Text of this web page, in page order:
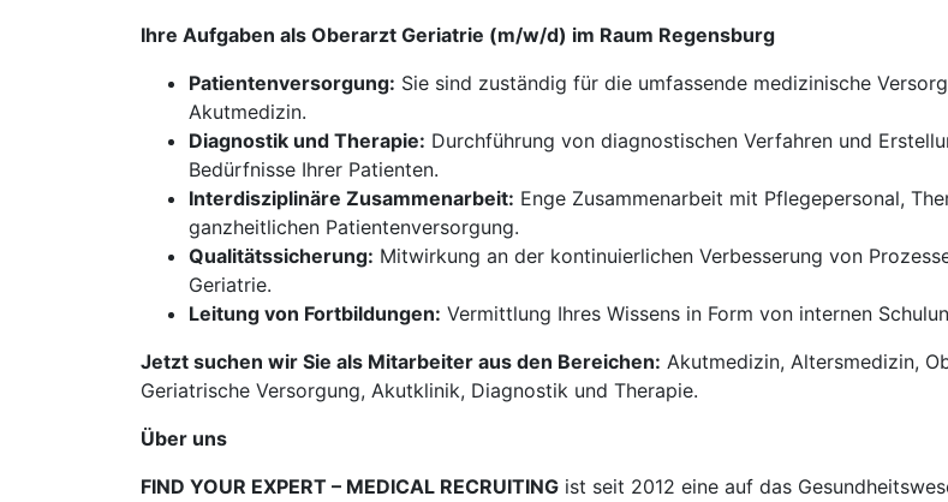
Ihre Aufgaben als Oberarzt Geriatrie (m/w/d) im Raum Regensburg
Patientenversorgung: Sie sind zuständig für die umfassende medizinische
Akutmedizin.
Diagnostik und Therapie: Durchführung von diagnostischen Verfahren und
Bedürfnisse Ihrer Patienten.
Interdisziplinäre Zusammenarbeit: Enge Zusammenarbeit mit Pflegepersonal,
ganzheitlichen Patientenversorgung.
Qualitätssicherung: Mitwirkung an der kontinuierlichen Verbesserung von
Geriatrie.
Leitung von Fortbildungen: Vermittlung Ihres Wissens in Form von internen
Jetzt suchen wir Sie als Mitarbeiter aus den Bereichen: Akutmedizin, Altersmedizin,
Geriatrische Versorgung, Akutklinik, Diagnostik und Therapie.
Über uns
FIND YOUR EXPERT – MEDICAL RECRUITING ist seit 2012 eine auf das